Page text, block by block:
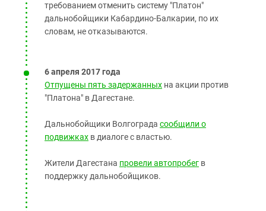
требованием отменить систему "Платон"
дальнобойщики Кабардино-Балкарии, по их
словам, не отказываются.
6 апреля 2017 года
Отпущены пять задержанных на акции против
"Платона" в Дагестане.
Дальнобойщики Волгограда сообщили о
подвижках в диалоге с властью.
Жители Дагестана провели автопробег в
поддержку дальнобойщиков.